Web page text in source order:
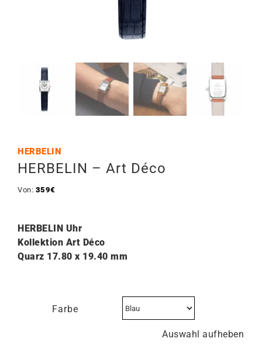
HERBELIN
HERBELIN – Art Déco
Von: 359€
HERBELIN Uhr
Kollektion Art Déco
Quarz 17.80 x 19.40 mm
Farbe
Auswahl aufheben